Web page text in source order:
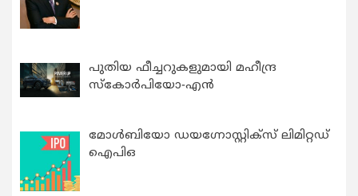
പുതിയ ഫീച്ചറുകളുമായി മഹീന്ദ്ര
സ്കോർപിയോ-എൻ
മോൾബിയോ ഡയഗ്നോസ്റ്റിക്സ് ലിമിറ്റഡ്
ഐപിഒ